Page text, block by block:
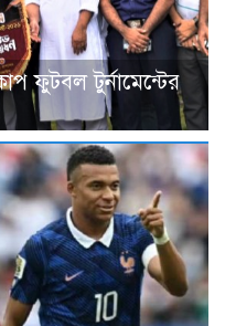
ফুটবল টুর্নামেন্টের